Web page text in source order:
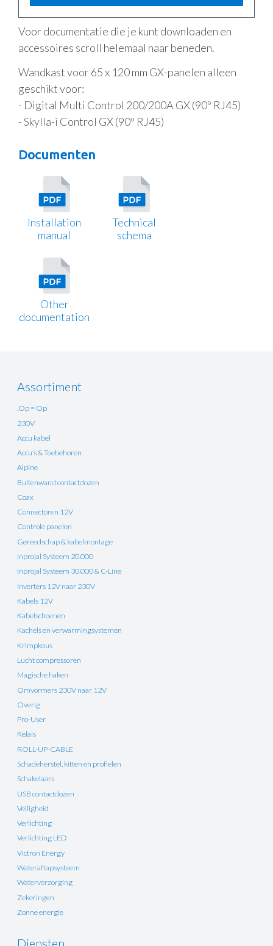
Voor documentatie die je kunt downloaden en
accessoires scroll helemaal naar beneden.
Wandkast voor 65 x 120 mm GX-panelen alleen
geschikt voor:
- Digital Multi Control 200/200A GX (90º RJ45)
- Skylla-i Control GX (90º RJ45)
Documenten
Installation
manual
Technical
schema
Other
documentation
Assortiment
.Op = Op
230V
Accu kabel
Accu’s & Toebehoren
Alpine
Buitenwand contactdozen
Coax
Connectoren 12V
Controle panelen
Gereedschap & kabelmontage
Inprojal Systeem 20.000
Inprojal Systeem 30.000 & C-Line
Inverters 12V naar 230V
Kabels 12V
Kabelschoenen
Kachels en verwarmingsystemen
Krimpkous
Lucht compressoren
Magische haken
Omvormers 230V naar 12V
Overig
Pro-User
Relais
ROLL-UP-CABLE
Schadeherstel, kitten en profielen
Schakelaars
USB contactdozen
Veiligheid
Verlichting
Verlichting LED
Victron Energy
Wateraftapsysteem
Waterverzorging
Zekeringen
Zonne energie
Diensten